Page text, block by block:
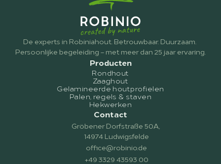
De experts in Robiniahout. Betrouwbaar. Duurzaam.
Persoonlijke begeleiding – met meer dan 25 jaar ervaring.
Contact
Gröbener Dorfstraße 50A,
14974 Ludwigsfelde
office@robinio.de
+49 3329 43593 00
Producten
Rondhout
Zaaghout
Gelamineerde houtprofielen
Palen, regels & staven
Hekwerken